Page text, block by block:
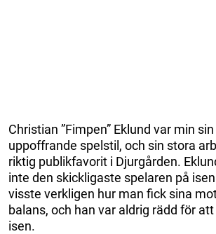
Christian ”Fimpen” Eklund var min
uppoffrande spelstil, och sin stora
riktig publikfavorit i Djurgården.
inte den skickligaste spelaren på
visste verkligen hur man fick sina
balans, och han var aldrig rädd för
isen.